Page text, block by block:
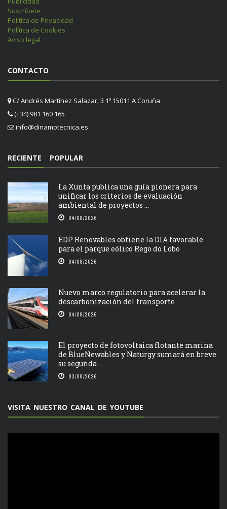
Suscríbete
Política de Privacidad
Política de Cookies
Aviso legal
CONTACTO
C/ Andrés Martínez Salazar, 3 1º 15011 A Coruña
(+34) 981 160 165
info@dinamotecnica.es
RECIENTE POPULAR
La Xunta publica una guía pionera para
unificar los criterios de evaluación
ambiental de proyectos ...
04/08/2026
EDP Renovables obtiene la DIA favorable
para el parque eólico Rego do Lobo
04/08/2026
Nuevo marco regulatorio para acelerar la
descarbonización del transporte
04/08/2026
El proyecto de fotovoltaica flotante marina
de BlueNewables y Naturgy sumará en breve
su segunda ...
03/08/2026
VISITA NUESTRO CANAL DE YOUTUBE